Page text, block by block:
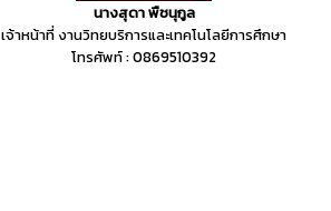
นางสุดา พืชนุกูล
เจ้าหน้าที่ งานวิทยบริการและเทคโนโลยีการศึกษา
โทรศัพท์ : 0869510392